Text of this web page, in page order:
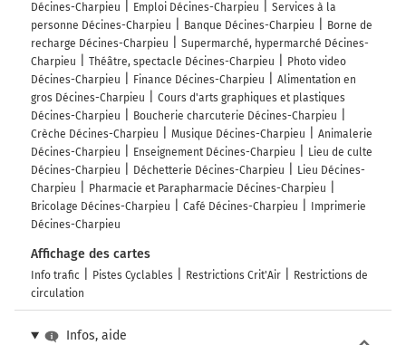
Décines-Charpieu
Emploi Décines-Charpieu
Services à la
personne Décines-Charpieu
Banque Décines-Charpieu
Borne de
recharge Décines-Charpieu
Supermarché, hypermarché Décines-
Charpieu
Théâtre, spectacle Décines-Charpieu
Photo video
Décines-Charpieu
Finance Décines-Charpieu
Alimentation en
gros Décines-Charpieu
Cours d'arts graphiques et plastiques
Décines-Charpieu
Boucherie charcuterie Décines-Charpieu
Crèche Décines-Charpieu
Musique Décines-Charpieu
Animalerie
Décines-Charpieu
Enseignement Décines-Charpieu
Lieu de culte
Décines-Charpieu
Déchetterie Décines-Charpieu
Lieu Décines-
Charpieu
Pharmacie et Parapharmacie Décines-Charpieu
Bricolage Décines-Charpieu
Café Décines-Charpieu
Imprimerie
Décines-Charpieu
Affichage des cartes
Info trafic Pistes Cyclables Restrictions Crit'Air
Restrictions de
circulation
Infos, aide